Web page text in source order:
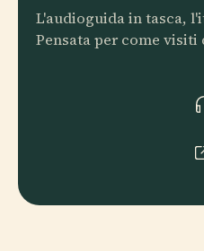
L'audioguida in tasca,
Pensata per come visiti